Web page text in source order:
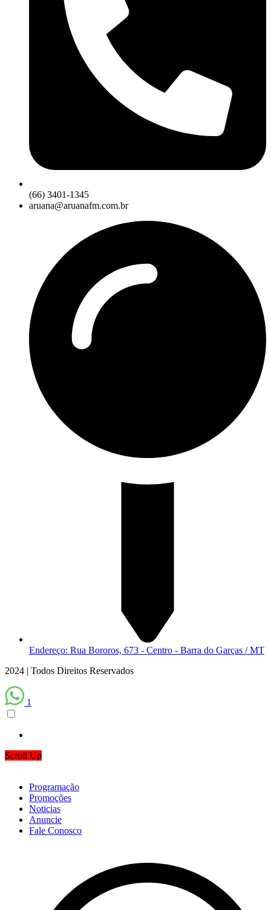
(66) 3401-1345
aruana@aruanafm.com.br
Endereço: Rua Bororos, 673 - Centro - Barra do Garças / MT
2024 | Todos Direitos Reservados
1
Scroll Up
Programação
Promoções
Noticias
Anuncie
Fale Conosco